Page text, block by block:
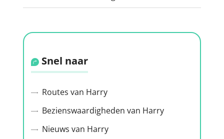
Snel naar
Routes van Harry
Bezienswaardigheden van Harry
Nieuws van Harry